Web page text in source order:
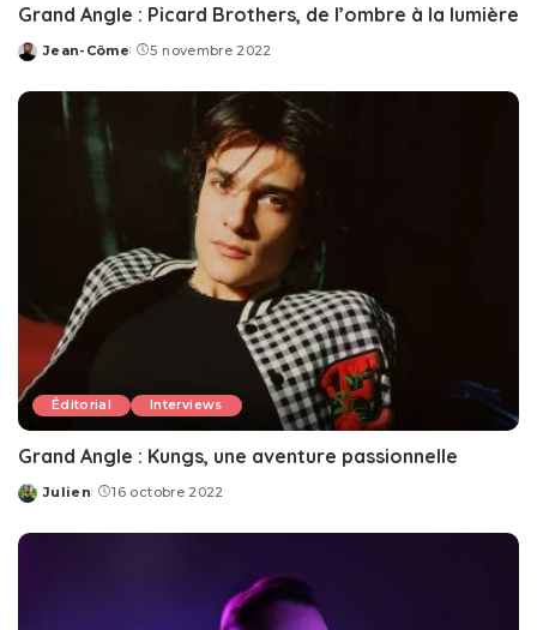
Grand Angle : Picard Brothers, de l’ombre à la lumière
Posted
Jean-Côme 5 novembre 2022
Éditorial Interviews
Grand Angle : Kungs, une aventure passionnelle
Posted
Julien 16 octobre 2022